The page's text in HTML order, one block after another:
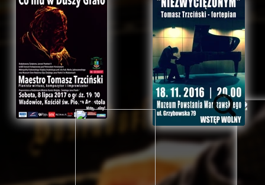
Como pianista, Tomasz Trzcinski virou-se particularmente para
de concertos com "The Köln Concert" de Keith Jarrett e obras
entusiasmaram particularmente o público com o conceito
virtuosidade". Em 2005 tocou a estreia polaca de "The Köln
Mountains" com "The Köln Concert" - (gravação de concertos) e
raízes polacas com o jazz e a música clássica, foi várias vezes
interpretação contemporânea de piano. Nesta emissão, por
notável resposta que ele suscita das audiências é também
Mountains" e "Around The Köln Concert" receberam nas
Rhineland-Palatinate, o Presidente da Câmara de Mainz, Michael
"O pianista Tomasz Trzcinski, a quem tenho uma grande